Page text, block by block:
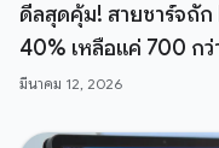
ดีลสุดคุ้ม! สายชาร์จถั
40% เหลือแค่ 700 ก
สบายกระเป๋า
มีนาคม 12, 2026